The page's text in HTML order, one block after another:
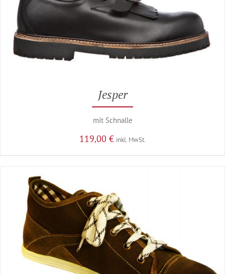
Jesper
mit Schnalle
119,00 € inkl. MwSt.